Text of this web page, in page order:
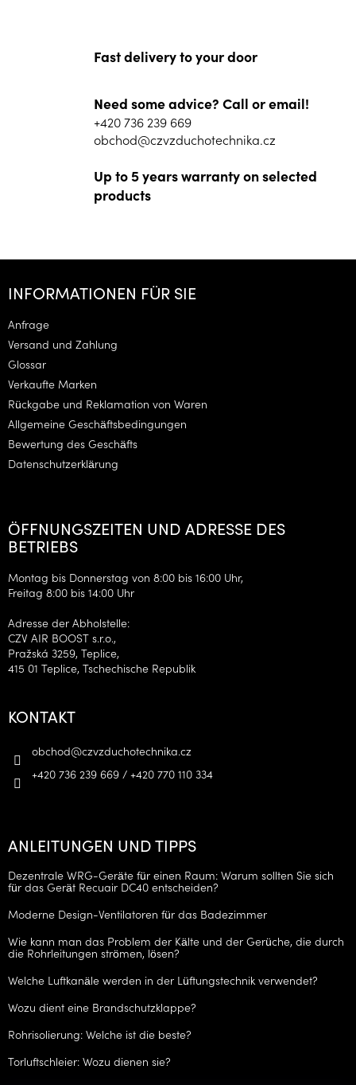
Fast delivery to your door
Need some advice? Call or email!
+420 736 239 669
obchod@czvzduchotechnika.cz
Up to 5 years warranty on selected
products
F
INFORMATIONEN FÜR SIE
Anfrage
Versand und Zahlung
Glossar
Verkaufte Marken
Rückgabe und Reklamation von Waren
Allgemeine Geschäftsbedingungen
Bewertung des Geschäfts
Datenschutzerklärung
ÖFFNUNGSZEITEN UND ADRESSE DES
BETRIEBS
Montag bis Donnerstag von 8:00 bis 16:00 Uhr,
Freitag 8:00 bis 14:00 Uhr
Adresse der Abholstelle:
CZV AIR BOOST s.r.o.,
Pražská 3259, Teplice,
415 01 Teplice, Tschechische Republik
KONTAKT
obchod@czvzduchotechnika.cz
+420 736 239 669 / +420 770 110 334
ANLEITUNGEN UND TIPPS
Dezentrale WRG-Geräte für einen Raum: Warum sollten Sie sich
für das Gerät Recuair DC40 entscheiden?
Moderne Design-Ventilatoren für das Badezimmer
Wie kann man das Problem der Kälte und der Gerüche, die durch
die Rohrleitungen strömen, lösen?
Welche Luftkanäle werden in der Lüftungstechnik verwendet?
Wozu dient eine Brandschutzklappe?
Rohrisolierung: Welche ist die beste?
Torluftschleier: Wozu dienen sie?